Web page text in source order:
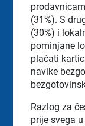
(31%). S
(30%) i
pominjane
plaćati
navike
Razlog za
prije svega